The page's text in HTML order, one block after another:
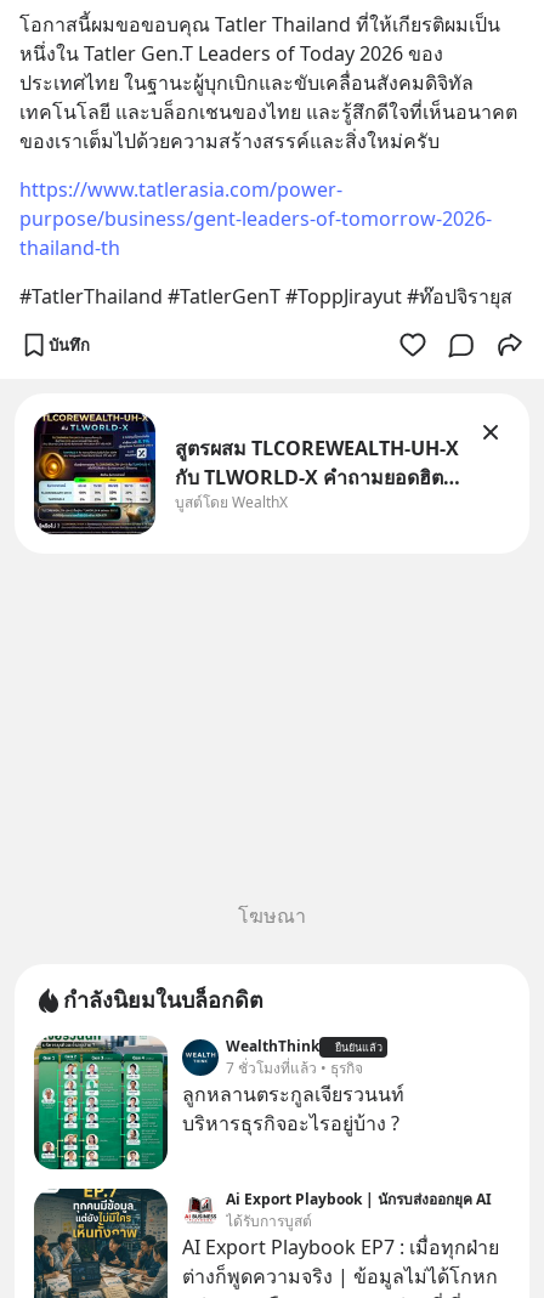
โอกาสนี้ผมขอขอบคุณ Tatler Thailand ที่ให้เกียรติผมเป็น
หนึ่งใน Tatler Gen.T Leaders of Today 2026 ของ
ประเทศไทย ในฐานะผู้บุกเบิกและขับเคลื่อนสังคมดิจิทัล
เทคโนโลยี และบล็อกเชนของไทย และรู้สึกดีใจที่เห็นอนาคต
ของเราเต็มไปด้วยความสร้างสรรค์และสิ่งใหม่ครับ
https://www.tatlerasia.com/power-
purpose/business/gent-leaders-of-tomorrow-2026-
thailand-th
#TatlerThailand #TatlerGenT #ToppJirayut #ท๊อปจิรายุส
บันทึก
สูตรผสม TLCOREWEALTH-UH-X
กับ TLWORLD-X คำถามยอดฮิตที่
คนใช้ WealthX ถามเข้ามา
บูสต์โดย WealthX
โฆษณา
กำลังนิยมในบล็อกดิต
WealthThink ยืนยันแล้ว
7 ชั่วโมงที่แล้ว • ธุรกิจ
ลูกหลานตระกูลเจียรวนนท์
บริหารธุรกิจอะไรอยู่บ้าง ?
Ai Export Playbook | นักรบส่งออกยุค AI
ได้รับการบูสต์
AI Export Playbook EP7 : เมื่อทุกฝ่าย
ต่างก็พูดความจริง | ข้อมูลไม่ได้โกหก